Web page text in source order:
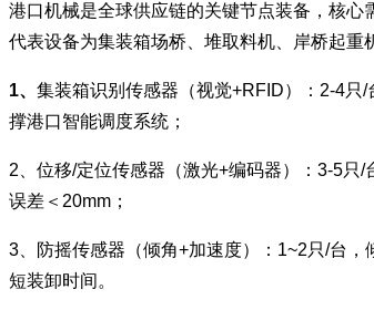
港口机械是全球供应链的关键节点装备，核
代表设备为集装箱场桥、堆取料机、岸桥起重
1、 集装箱识别传感器（视觉+RFID）：2-4只
撑港口智能调度系统；
2、位移/定位传感器（激光+编码器）：3-5只
误差＜20mm；
3、防摇传感器（倾角+加速度）：1~2只/台
短装卸时间。